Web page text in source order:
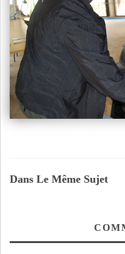
Dans Le Même Sujet